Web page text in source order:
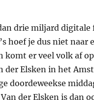
drie miljard digitale
hoef je dus niet naar
komt er veel volk af
Elsken in het
doordeweekse
der Elsken is dan